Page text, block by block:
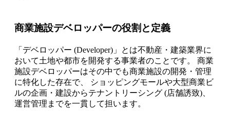
商業施設デベロッパーの役割と定義
「デベロッパー (Developer)」とは不動産・建築業界に
おいて土地や都市を開発する事業者のことです。 商業
施設デベロッパーはその中でも商業施設の開発・管理
に特化した存在で、 ショッピングモールや大型商業ビ
ルの企画・建設からテナントリーシング (店舗誘致)、
運営管理までを一貫して担います。